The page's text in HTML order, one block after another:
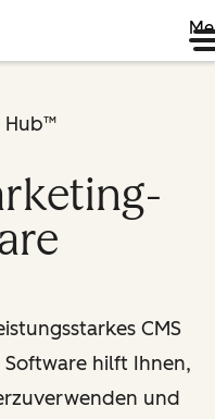
Hub™
CMS
hilft Ihnen,
und